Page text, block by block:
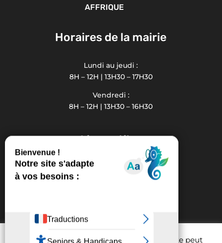
AFFRIQUE
Horaires de la mairie
Lundi au jeudi :
8H – 12H | 13H30 – 17H30
Vendredi :
8H – 12H | 13H30 – 16H30
Liens utiles
La Communauté de Communes
Office de Tourisme
La Région Occitanie
Grands Sites Occitanie
Afin d'améliorer l'expérience utilisateur, ce site peut